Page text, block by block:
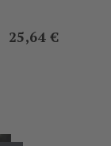
Prezzo
25,64 €